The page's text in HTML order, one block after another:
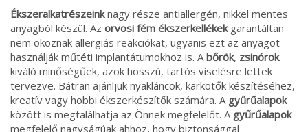
Ékszeralkatrészeinknagy része antiallergén, nikkel mentes
anyagból készül. Az orvosi fém ékszerkellékekgarantáltan
nem okoznak allergiás reakciókat, ugyanis ezt az anyagot
használják műtéti implantátumokhoz is. Abőrök, zsinórok
kiváló minőségűek, azok hosszú, tartós viselésre lettek
tervezve. Bátran ajánljuk nyakláncok, karkötők készítéséhez,
kreatív vagy hobbi ékszerkészítők számára. A gyűrűalapok
között is megtalálhatja az Önnek megfelelőt. A gyűrűalapok
megfelelő nagyságúak ahhoz, hogy biztonsággal